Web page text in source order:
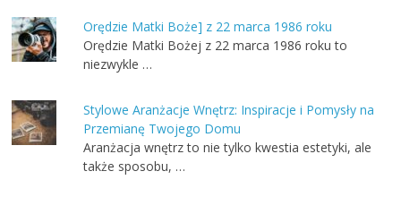
Orędzie Matki Boże] z 22 marca 1986 roku
Orędzie Matki Bożej z 22 marca 1986 roku to
niezwykle …
Stylowe Aranżacje Wnętrz: Inspiracje i Pomysły na
Przemianę Twojego Domu
Aranżacja wnętrz to nie tylko kwestia estetyki, ale
także sposobu, …